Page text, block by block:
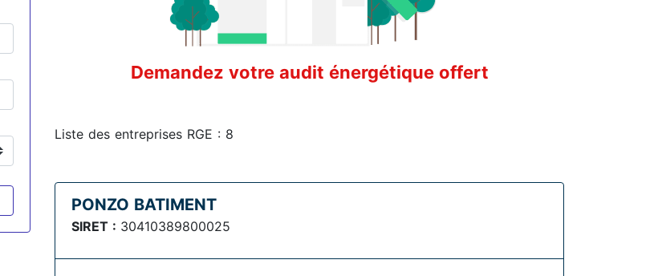
Demandez votre audit énergétique offert
Liste des entreprises RGE : 8
PONZO BATIMENT
SIRET : 30410389800025